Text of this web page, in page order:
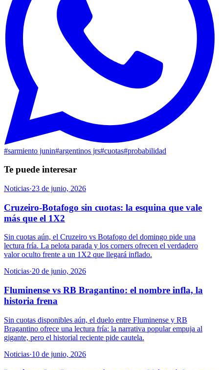
#sarmiento junin#argentinos jrs#cuotas#probabilidad
Te puede interesar
Noticias·23 de junio, 2026
Cruzeiro-Botafogo sin cuotas: la esquina que vale
más que el 1X2
Sin cuotas aún, el Cruzeiro vs Botafogo del domingo pide una
lectura fría. La pelota parada y los corners ofrecen el verdadero
valor oculto frente a un 1X2 que llegará inflado.
Noticias·20 de junio, 2026
Fluminense vs RB Bragantino: el nombre infla, la
historia frena
Sin cuotas disponibles aún, el duelo entre Fluminense y RB
Bragantino ofrece una lectura fría: la narrativa popular empuja al
gigante, pero el historial reciente pide cautela.
Noticias·10 de junio, 2026